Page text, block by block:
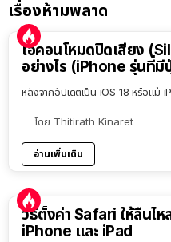
เรื่องห้ามพลาด
ไอคอนโหมดปิดเสียง
อย่างไร (iPhone รุ่นที่
หลังจากอัปเดตเป็น iOS 18 หรือแม้
โดย Thitirath Kinaret
อ่านเพิ่มเติม
วิธีตั้งค่า Safari ให้ลื่นไ
iPhone และ iPad